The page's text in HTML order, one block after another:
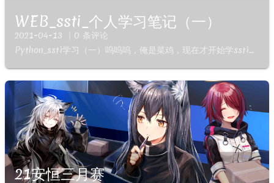
WEB_ssti_个人学习笔记（一）
2021-04-13 ｜0 条评论
Python_ssti学习（一）呜呜呜，俺是菜鸡，现在才开始学ssti判断{{7*7}}函数解析__class__ #返回调用的参数类型 __bases__ #返回类型列表 __mro__ #此...
21安恒三月赛